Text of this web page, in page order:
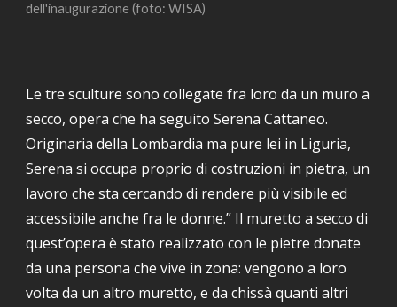
dell'inaugurazione (foto: WISA)
Le tre sculture sono collegate fra loro da un muro a
secco, opera che ha seguito Serena Cattaneo.
Originaria della Lombardia ma pure lei in Liguria,
Serena si occupa proprio di costruzioni in pietra, un
lavoro che sta cercando di rendere più visibile ed
accessibile anche fra le donne.” Il muretto a secco di
quest’opera è stato realizzato con le pietre donate
da una persona che vive in zona: vengono a loro
volta da un altro muretto, e da chissà quanti altri